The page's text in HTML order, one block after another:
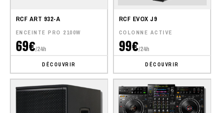
RCF ART 932-A
ENCEINTE PRO 2100W
69€/24h
DÉCOUVRIR
RCF EVOX J9
COLONNE ACTIVE
99€/24h
DÉCOUVRIR